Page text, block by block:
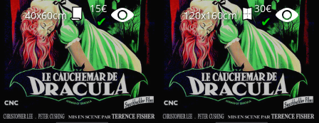
40x60cm
15€
✔ 120x160cm
30€
✔